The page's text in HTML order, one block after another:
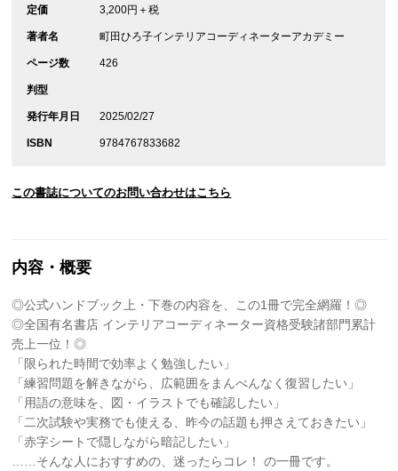
定価 3,200円＋税
著者名 町田ひろ子インテリアコーディネーターアカデミー
ページ数 426
判型
発行年月日 2025/02/27
ISBN 9784767833682
この書誌についてのお問い合わせはこちら
内容・概要
◎公式ハンドブック上・下巻の内容を、この1冊で完全網羅！◎
◎全国有名書店 インテリアコーディネーター資格受験諸部門累計
売上一位！◎
「限られた時間で効率よく勉強したい」
「練習問題を解きながら、広範囲をまんべんなく復習したい」
「用語の意味を、図・イラストでも確認したい」
「二次試験や実務でも使える、昨今の話題も押さえておきたい」
「赤字シートで隠しながら暗記したい」
……そんな人におすすめの、迷ったらコレ！ の一冊です。